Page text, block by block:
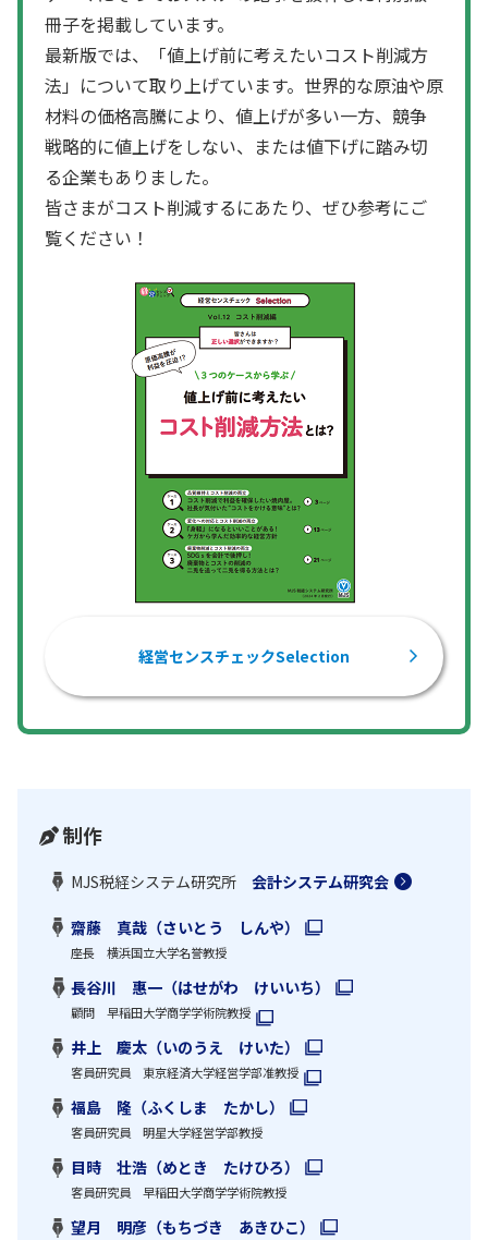
冊子を掲載しています。
最新版では、「値上げ前に考えたいコスト削減方
法」について取り上げています。世界的な原油や原
材料の価格高騰により、値上げが多い一方、競争
戦略的に値上げをしない、または値下げに踏み切
る企業もありました。
皆さまがコスト削減するにあたり、ぜひ参考にご
覧ください！
経営センスチェックSelection
制作
MJS税経システム研究所 会計システム研究会
齋藤 真哉（さいとう しんや）
座長 横浜国立大学名誉教授
長谷川 惠一（はせがわ けいいち）
顧問 早稲田大学商学学術院教授
井上 慶太（いのうえ けいた）
客員研究員 東京経済大学経営学部准教授
福島 隆（ふくしま たかし）
客員研究員 明星大学経営学部教授
目時 壮浩（めとき たけひろ）
客員研究員 早稲田大学商学学術院教授
望月 明彦（もちづき あきひこ）